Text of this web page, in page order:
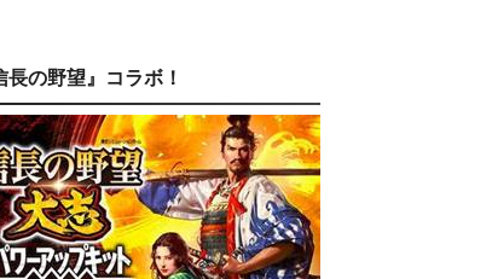
長の野望』コラボ！